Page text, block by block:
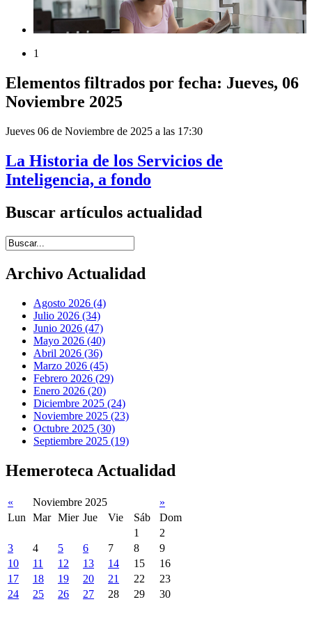
1
Elementos filtrados por fecha: Jueves, 06
Noviembre 2025
Jueves 06 de Noviembre de 2025 a las 17:30
La Historia de los Servicios de
Inteligencia, a fondo
Buscar artículos actualidad
Introduce términos de búsqueda
Archivo Actualidad
Agosto 2026 (4)
Julio 2026 (34)
Junio 2026 (47)
Mayo 2026 (40)
Abril 2026 (36)
Marzo 2026 (45)
Febrero 2026 (29)
Enero 2026 (20)
Diciembre 2025 (24)
Noviembre 2025 (23)
Octubre 2025 (30)
Septiembre 2025 (19)
Hemeroteca Actualidad
« Noviembre 2025
»
Lun
Mar Mier Jue Vie Sáb
Dom
1
2
3
4 5 6 7 8
9
10
11 12 13 14 15
16
17
18 19 20 21 22
23
24
25 26 27 28 29 30